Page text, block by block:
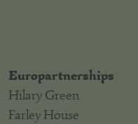
Europartnerships
Hilary Green
Farley House